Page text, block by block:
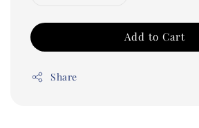
Add to Cart
Share